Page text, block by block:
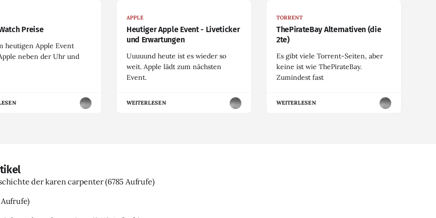
Preise
heutigen Apple Event
neben der Uhr und
APPLE
Heutiger Apple Event - Liveticker
und Erwartungen
Uuuuund heute ist es wieder so
weit. Apple lädt zum nächsten
Event.
WEITERLESEN
TORRENT
ThePirateBay Alternativen (die
2te)
Es gibt viele Torrent-Seiten, aber
keine ist wie ThePirateBay.
Zumindest fast
WEITERLESEN
der karen carpenter(6785 Aufrufe)